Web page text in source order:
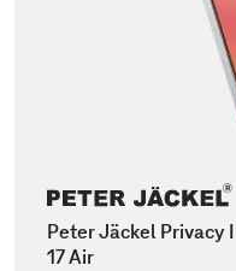
Peter Jäckel Privacy
17 Air